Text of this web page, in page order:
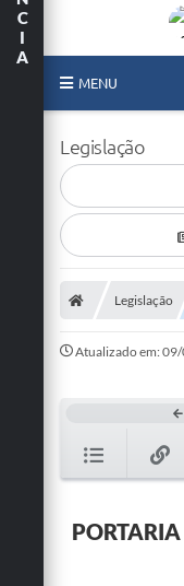
MENU
O Município
Departamentos
Turismo
Cultura
Conselhos
Notícias
Emprega
C
I
A
Legislação
Legislação
Atualizado em: